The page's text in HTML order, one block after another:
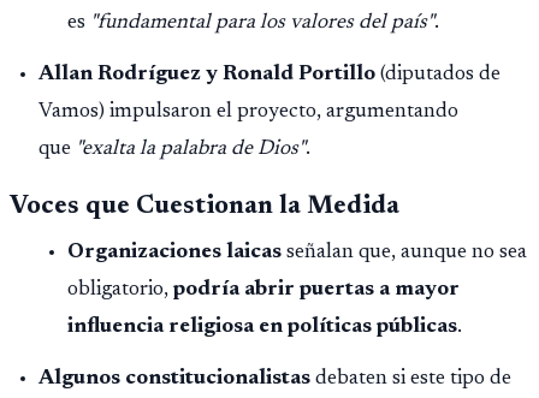
es "fundamental para los valores del país".
Allan Rodríguez y Ronald Portillo (diputados de
Vamos) impulsaron el proyecto, argumentando
que "exalta la palabra de Dios".
Voces que Cuestionan la Medida
Organizaciones laicas señalan que, aunque no sea
obligatorio, podría abrir puertas a mayor
influencia religiosa en políticas públicas.
Algunos constitucionalistas debaten si este tipo de